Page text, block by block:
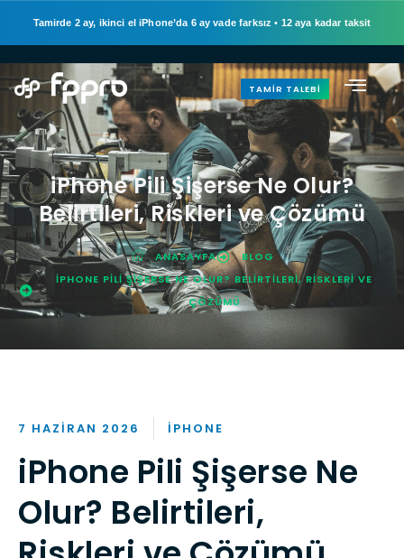
Tamirde 2 ay, ikinci el iPhone’da 6 ay vade farksız • 12 aya kadar taksit
TAMIR TALEBI
iPhone Pili Şişerse Ne Olur?
Belirtileri, Riskleri ve Çözümü
ANASAYFA
BLOG
IPHONE PILI ŞIŞERSE NE OLUR? BELIRTILERI, RISKLERI VE
ÇÖZÜMÜ
7 HAZIRAN 2026 IPHONE
iPhone Pili Şişerse Ne
Olur? Belirtileri,